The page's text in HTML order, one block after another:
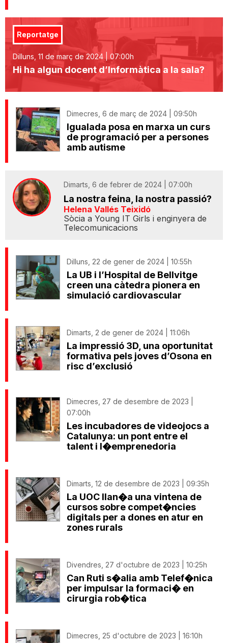
Reportatge
Dilluns, 11 de març de 2024 | 07:00h
Hi ha algun docent d’Informàtica a la sala?
Dimecres, 6 de març de 2024 | 09:50h
Igualada posa en marxa un curs
de programació per a persones
amb autisme
Dimarts, 6 de febrer de 2024 | 07:00h
La nostra feina, la nostra passió?
Helena Vallés Teixidó
Sòcia a Young IT Girls i enginyera de
Telecomunicacions
Dilluns, 22 de gener de 2024 | 10:55h
La UB i l’Hospital de Bellvitge
creen una càtedra pionera en
simulació cardiovascular
Dimarts, 2 de gener de 2024 | 11:06h
La impressió 3D, una oportunitat
formativa pels joves d’Osona en
risc d’exclusió
Dimecres, 27 de desembre de 2023 |
07:00h
Les incubadores de videojocs a
Catalunya: un pont entre el
talent i l�emprenedoria
Dimarts, 12 de desembre de 2023 | 09:35h
La UOC llan�a una vintena de
cursos sobre compet�ncies
digitals per a dones en atur en
zones rurals
Divendres, 27 d'octubre de 2023 | 10:25h
Can Ruti s�alia amb Telef�nica
per impulsar la formaci� en
cirurgia rob�tica
Dimecres, 25 d'octubre de 2023 | 16:10h